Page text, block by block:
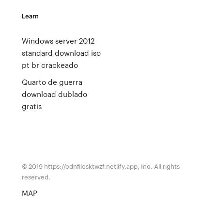
Learn
Windows server 2012
standard download iso
pt br crackeado
Quarto de guerra
download dublado
gratis
© 2019 https://cdnfilesktwzf.netlify.app, Inc. All rights
reserved.
MAP